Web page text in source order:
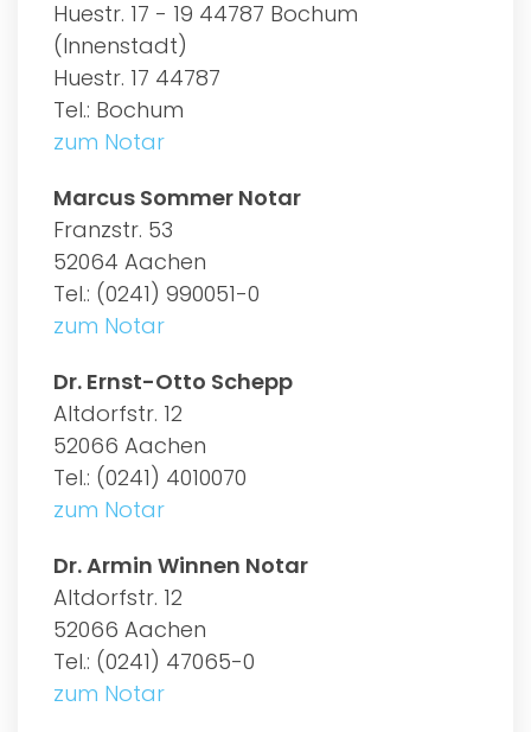
Huestr. 17 - 19 44787 Bochum
(Innenstadt)
Huestr. 17 44787
Tel.: Bochum
zum Notar
Marcus Sommer Notar
Franzstr. 53
52064 Aachen
Tel.: (0241) 990051-0
zum Notar
Dr. Ernst-Otto Schepp
Altdorfstr. 12
52066 Aachen
Tel.: (0241) 4010070
zum Notar
Dr. Armin Winnen Notar
Altdorfstr. 12
52066 Aachen
Tel.: (0241) 47065-0
zum Notar